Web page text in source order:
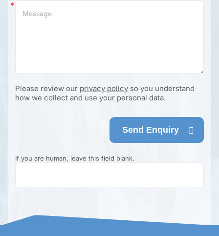
Please review our privacy policyso you understand
how we collect and use your personal data.
Send Enquiry
If you are human, leave this field blank.